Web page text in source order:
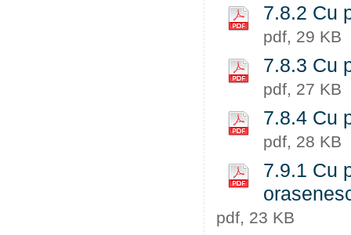
7.8.2 Cu
pdf, 29 KB
7.8.3 Cu
pdf, 27 KB
7.8.4 Cu
pdf, 28 KB
7.9.1 Cu
pdf, 23 KB